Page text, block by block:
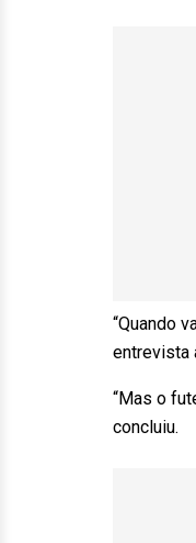
“Quando
entrevista
“Mas o
concluiu.